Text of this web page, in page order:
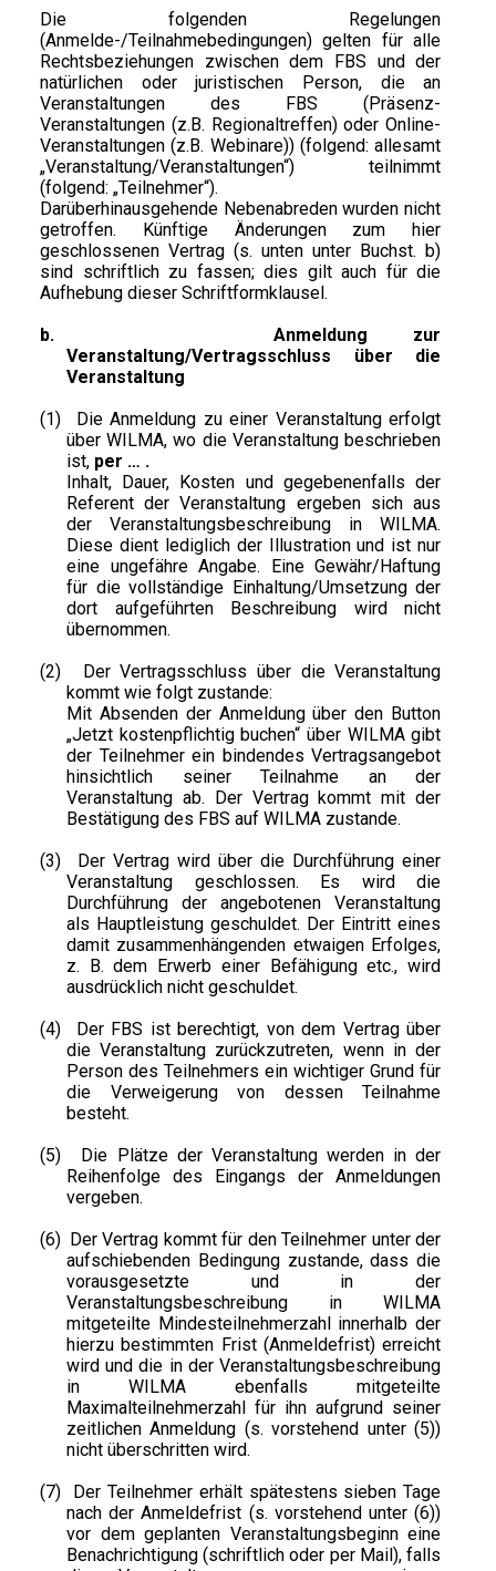
Die folgenden Regelungen
(Anmelde-/Teilnahmebedingungen) gelten für alle
Rechtsbeziehungen zwischen dem FBS und der
natürlichen oder juristischen Person, die an
Veranstaltungen des FBS (Präsenz-
Veranstaltungen (z.B. Regionaltreffen) oder Online-
Veranstaltungen (z.B. Webinare)) (folgend: allesamt
„Veranstaltung/Veranstaltungen“) teilnimmt
(folgend: „Teilnehmer“).
Darüberhinausgehende Nebenabreden wurden nicht
getroffen. Künftige Änderungen zum hier
geschlossenen Vertrag (s. unten unter Buchst. b)
sind schriftlich zu fassen; dies gilt auch für die
Aufhebung dieser Schriftformklausel.
b.
Anmeldung zur
Veranstaltung/Vertragsschluss über die
Veranstaltung
(1)
Die Anmeldung zu einer Veranstaltung erfolgt
über WILMA, wo die Veranstaltung beschrieben
ist, per … .
Inhalt, Dauer, Kosten und gegebenenfalls der
Referent der Veranstaltung ergeben sich aus
der Veranstaltungsbeschreibung in WILMA.
Diese dient lediglich der Illustration und ist nur
eine ungefähre Angabe. Eine Gewähr/Haftung
für die vollständige Einhaltung/Umsetzung der
dort aufgeführten Beschreibung wird nicht
übernommen.
(2)
Der Vertragsschluss über die Veranstaltung
kommt wie folgt zustande:
Mit Absenden der Anmeldung über den Button
„Jetzt kostenpflichtig buchen“ über WILMA gibt
der Teilnehmer ein bindendes Vertragsangebot
hinsichtlich seiner Teilnahme an der
Veranstaltung ab. Der Vertrag kommt mit der
Bestätigung des FBS auf WILMA zustande.
(3)
Der Vertrag wird über die Durchführung einer
Veranstaltung geschlossen. Es wird die
Durchführung der angebotenen Veranstaltung
als Hauptleistung geschuldet. Der Eintritt eines
damit zusammenhängenden etwaigen Erfolges,
z. B. dem Erwerb einer Befähigung etc., wird
ausdrücklich nicht geschuldet.
(4)
Der FBS ist berechtigt, von dem Vertrag über
die Veranstaltung zurückzutreten, wenn in der
Person des Teilnehmers ein wichtiger Grund für
die Verweigerung von dessen Teilnahme
besteht.
(5)
Die Plätze der Veranstaltung werden in der
Reihenfolge des Eingangs der Anmeldungen
vergeben.
(6) Der Vertrag kommt für den Teilnehmer unter der
aufschiebenden Bedingung zustande, dass die
vorausgesetzte und in der
Veranstaltungsbeschreibung in WILMA
mitgeteilte Mindesteilnehmerzahl innerhalb der
hierzu bestimmten Frist (Anmeldefrist) erreicht
wird und die in der Veranstaltungsbeschreibung
in WILMA ebenfalls mitgeteilte
Maximalteilnehmerzahl für ihn aufgrund seiner
zeitlichen Anmeldung (s. vorstehend unter (5))
nicht überschritten wird.
(7)
Der Teilnehmer erhält spätestens sieben Tage
nach der Anmeldefrist (s. vorstehend unter (6))
vor dem geplanten Veranstaltungsbeginn eine
Benachrichtigung (schriftlich oder per Mail), falls